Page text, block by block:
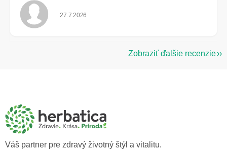
Hodnotenie obchodu je 5 z 5 hviezdičiek.
27.7.2026
Zobraziť ďalšie recenzie
Váš partner pre zdravý životný štýl a vitalitu.